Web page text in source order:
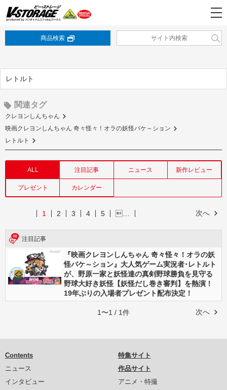
商品検索
レトルト
関連タグ
クレヨンしんちゃん
映画クレヨンしんちゃん 奇々怪々！オラの妖怪バケ～ション
レトルト
ALL 注目記事 ニュース 新作レビュー
プレゼント カレンダー
次へ
1 2 3 4 5 …
注目記事
『映画クレヨンしんちゃん 奇々怪々！オラの妖
怪バケ～ション』大人気ゲーム実況者･レトルト
が、野原一家と妖怪達の真剣野球勝負を見守る
野球大好き妖怪【妖怪だし巻き審判】を熱演！
19年ぶりの入場者プレゼント配布決定！
次へ
1〜1 / 1件
Contents
ニュース
インタビュー
特集サイト
作品サイト
アニメ・特撮